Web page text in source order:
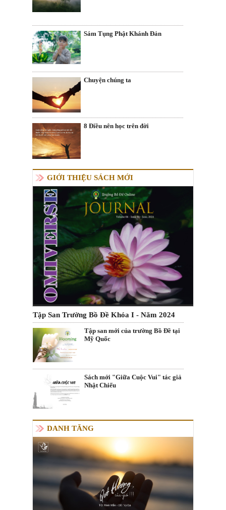
Sám Tụng Phật Khánh Đản
Chuyện chúng ta
8 Điều nên học trên đời
GIỚI THIỆU SÁCH MỚI
Tập San Trường Bồ Đề Khóa I - Năm 2024
Tập san mới của trường Bồ Đề tại
Mỹ Quốc
Sách mới "Giữa Cuộc Vui" tác giả
Nhật Chiếu
DANH TĂNG